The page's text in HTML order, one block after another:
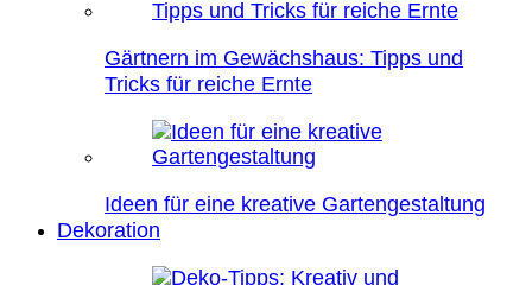
Gärtnern im Gewächshaus: Tipps und
Tricks für reiche Ernte
Ideen für eine kreative Gartengestaltung
Dekoration